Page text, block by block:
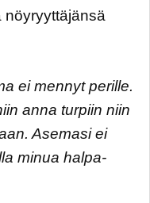
nöyryyttäjänsä
ei mennyt perille.
anna turpiin niin
Asemasi ei
minua halpa-